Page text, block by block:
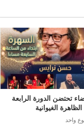
تحتضن الدورة الرابعة
الغيوانية
واحد